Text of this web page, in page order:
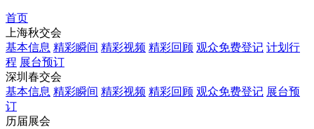
首页
上海秋交会
基本信息 精彩瞬间 精彩视频 精彩回顾 观众免费登记 计划行
程 展台预订
深圳春交会
基本信息 精彩瞬间 精彩视频 精彩回顾 观众免费登记 展台预
订
历届展会